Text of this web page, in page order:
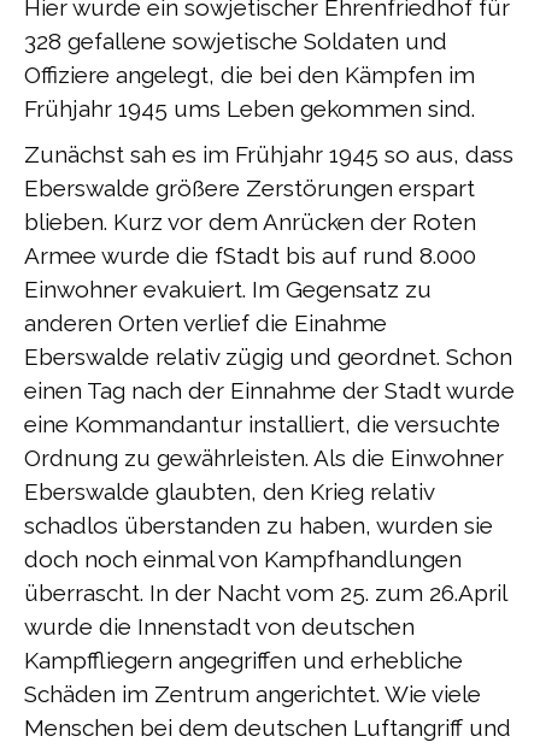
Hier wurde ein sowjetischer Ehrenfriedhof für
328 gefallene sowjetische Soldaten und
Offiziere angelegt, die bei den Kämpfen im
Frühjahr 1945 ums Leben gekommen sind.
Zunächst sah es im Frühjahr 1945 so aus, dass
Eberswalde größere Zerstörungen erspart
blieben. Kurz vor dem Anrücken der Roten
Armee wurde die fStadt bis auf rund 8.000
Einwohner evakuiert. Im Gegensatz zu
anderen Orten verlief die Einahme
Eberswalde relativ zügig und geordnet. Schon
einen Tag nach der Einnahme der Stadt wurde
eine Kommandantur installiert, die versuchte
Ordnung zu gewährleisten. Als die Einwohner
Eberswalde glaubten, den Krieg relativ
schadlos überstanden zu haben, wurden sie
doch noch einmal von Kampfhandlungen
überrascht. In der Nacht vom 25. zum 26.April
wurde die Innenstadt von deutschen
Kampffliegern angegriffen und erhebliche
Schäden im Zentrum angerichtet. Wie viele
Menschen bei dem deutschen Luftangriff und